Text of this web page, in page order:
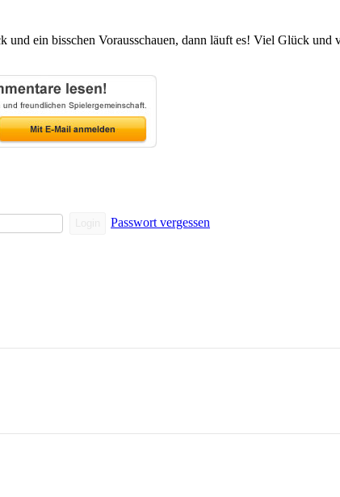
und ein bisschen Vorausschauen, dann läuft es! Viel Glück
Passwort vergessen